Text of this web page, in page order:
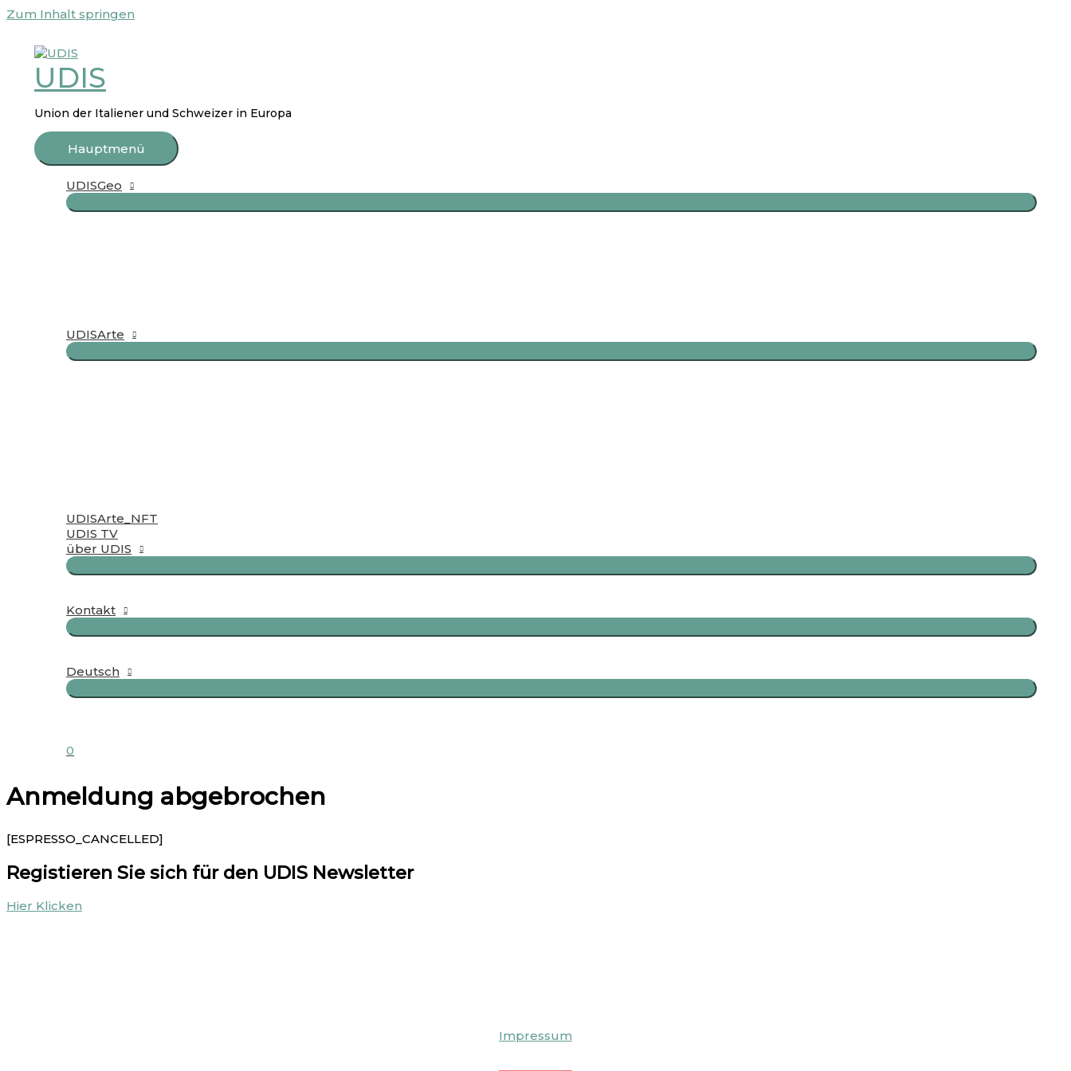
Zum Inhalt springen
UDIS
Union der Italiener und Schweizer in Europa
Hauptmenü
UDISGeo
UDISArte
UDISArte_NFT
UDIS TV
über UDIS
Kontakt
Deutsch
0
Anmeldung abgebrochen
[ESPRESSO_CANCELLED]
Registieren Sie sich für den UDIS Newsletter
Hier Klicken
Impressum